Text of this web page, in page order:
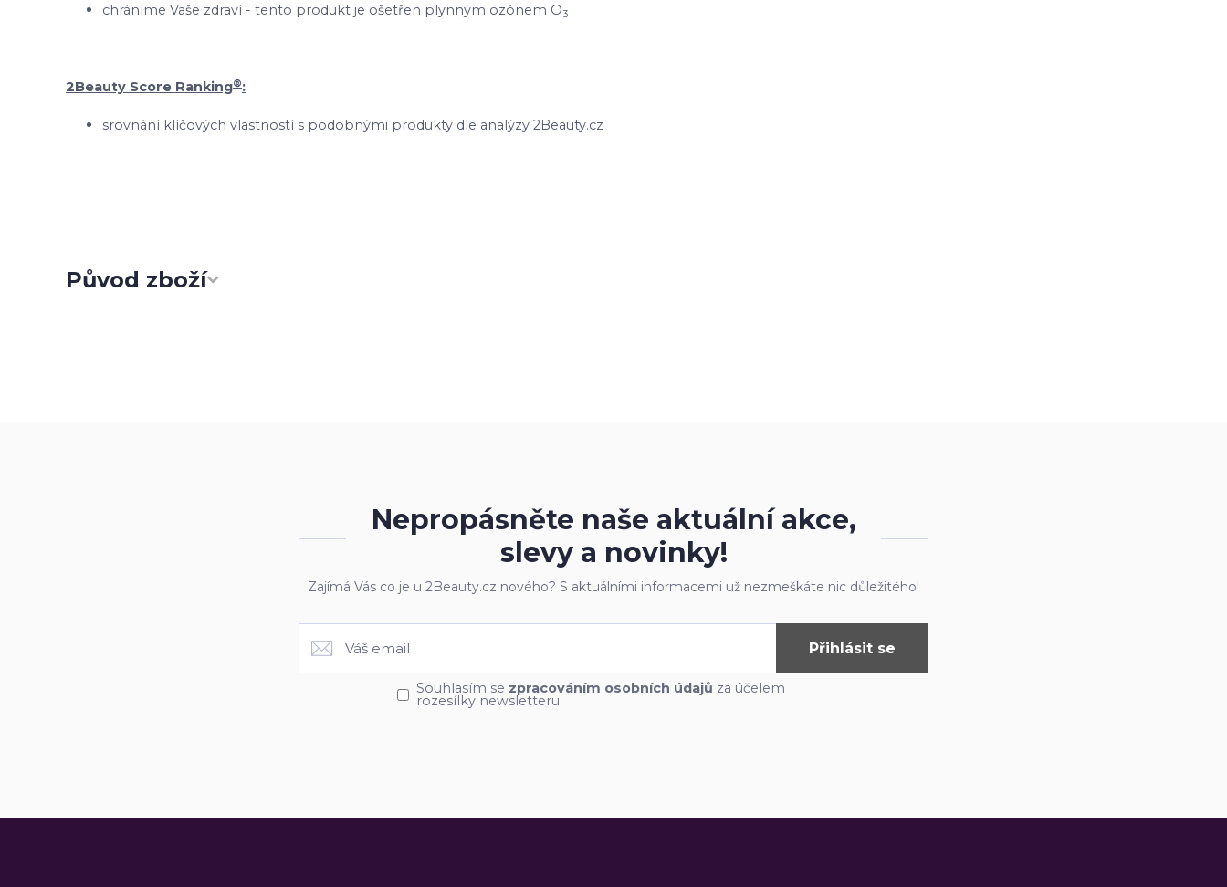
chráníme Vaše zdraví - tento produkt je ošetřen plynným ozónem O3
2Beauty Score Ranking®:
srovnání klíčových vlastností s podobnými produkty dle analýzy 2Beauty.cz
Původ zboží
Nepropásněte naše aktuální akce,
slevy a novinky!
Zajímá Vás co je u 2Beauty.cz nového? S aktuálními informacemi už nezmeškáte nic důležitého!
Přihlásit se
Souhlasím se zpracováním osobních údajů za účelem
rozesílky newsletteru.